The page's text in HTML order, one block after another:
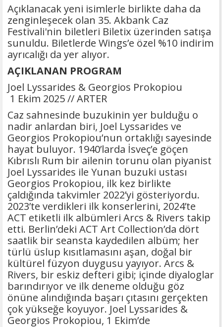
Açıklanacak yeni isimlerle birlikte daha da
zenginleşecek olan 35. Akbank Caz
Festivali'nin biletleri Biletix üzerinden satışa
sunuldu. Biletlerde Wings’e özel %10 indirim
ayrıcalığı da yer alıyor.
AÇIKLANAN PROGRAM
Joel Lyssarides & Georgios Prokopiou
1 Ekim 2025 // ARTER
Caz sahnesinde buzukinin yer bulduğu o
nadir anlardan biri, Joel Lyssarides ve
Georgios Prokopiou’nun ortaklığı sayesinde
hayat buluyor. 1940’larda İsveç’e göçen
Kıbrıslı Rum bir ailenin torunu olan piyanist
Joel Lyssarides ile Yunan buzuki ustası
Georgios Prokopiou, ilk kez birlikte
çaldığında takvimler 2022’yi gösteriyordu.
2023’te verdikleri ilk konserlerini, 2024’te
ACT etiketli ilk albümleri Arcs & Rivers takip
etti. Berlin’deki ACT Art Collection’da dört
saatlik bir seansta kaydedilen albüm; her
türlü üslup kısıtlamasını aşan, doğal bir
kültürel füzyon duygusu yayıyor. Arcs &
Rivers, bir eskiz defteri gibi; içinde diyaloglar
barındırıyor ve ilk deneme olduğu göz
önüne alındığında başarı çıtasını gerçekten
çok yükseğe koyuyor. Joel Lyssarides &
Georgios Prokopiou, 1 Ekim’de